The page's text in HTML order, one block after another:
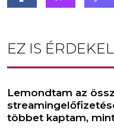
EZ IS
Lemondtam az
többet kaptam,